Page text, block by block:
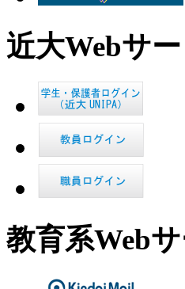
近大Webサ
教育系Web